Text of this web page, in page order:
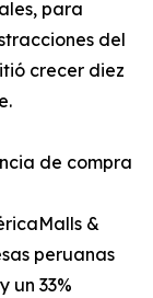
para
del
crecer diez
de compra
&
peruanas
un 33%